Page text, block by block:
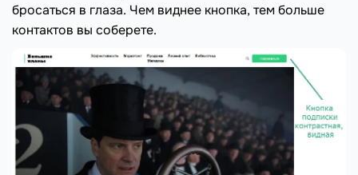
бросаться в глаза. Чем виднее кнопка, тем больше
контактов вы соберете.